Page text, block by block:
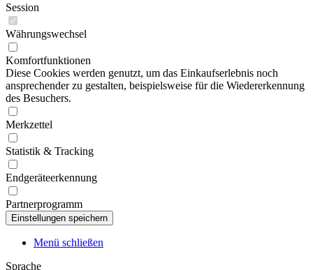
Session
Währungswechsel
Komfortfunktionen
Diese Cookies werden genutzt, um das Einkaufserlebnis noch
ansprechender zu gestalten, beispielsweise für die Wiedererkennung
des Besuchers.
Merkzettel
Statistik & Tracking
Endgeräteerkennung
Partnerprogramm
Menü schließen
Sprache